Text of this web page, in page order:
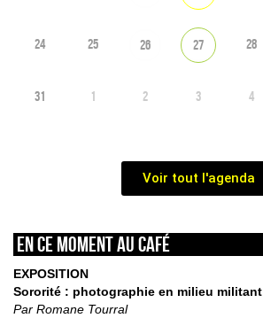
24 25 26 27 28
31 1 2 3 4
Voir tout l'agenda
En ce moment au café
EXPOSITION
Sororité : photographie en milieu militant
Par Romane Tourral